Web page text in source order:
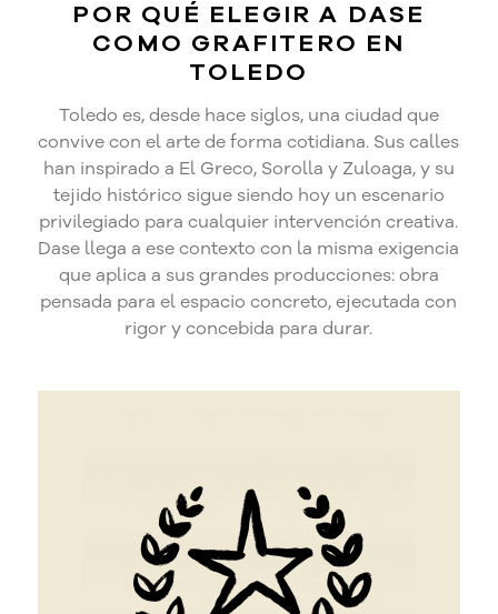
POR QUÉ ELEGIR A DASE
COMO GRAFITERO EN
TOLEDO
Toledo es, desde hace siglos, una ciudad que
convive con el arte de forma cotidiana. Sus calles
han inspirado a El Greco, Sorolla y Zuloaga, y su
tejido histórico sigue siendo hoy un escenario
privilegiado para cualquier intervención creativa.
Dase llega a ese contexto con la misma exigencia
que aplica a sus grandes producciones: obra
pensada para el espacio concreto, ejecutada con
rigor y concebida para durar.